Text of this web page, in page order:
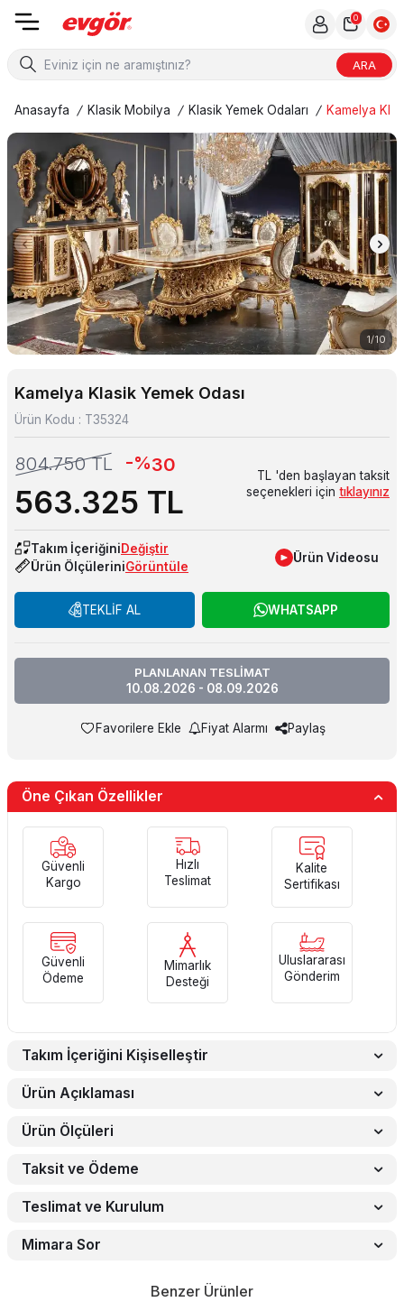
ARA
0
Anasayfa / Klasik Mobilya / Klasik Yemek Odaları / Kamelya
1/10
Kamelya Klasik Yemek Odası
Ürün Kodu : T35324
804.750TL -%30
563.325 TL
TL 'den başlayan taksit
seçenekleri için tıklayınız
Takım İçeriğiniDeğiştir
Ürün ÖlçüleriniGörüntüle
Ürün Videosu
TEKLİF AL WHATSAPP
PLANLANAN TESLİMAT
10.08.2026 - 08.09.2026
Favorilere Ekle Fiyat Alarmı Paylaş
Öne Çıkan Özellikler
Güvenli
Kargo
Hızlı
Teslimat
Kalite
Sertifikası
Güvenli
Ödeme
Mimarlık
Desteği
Uluslararası
Gönderim
Takım İçeriğini Kişiselleştir
Ürün Açıklaması
Ürün Ölçüleri
Taksit ve Ödeme
Teslimat ve Kurulum
Mimara Sor
Benzer Ürünler